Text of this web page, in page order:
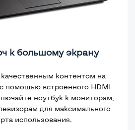
к большому экрану
контентом на
помощью встроенного HDMI
ноутбук к мониторам,
для максимального
использования.